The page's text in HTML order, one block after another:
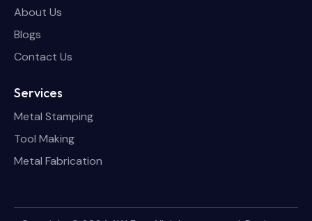
About Us
Blogs
Contact Us
Services
Metal Stamping
Tool Making
Metal Fabrication